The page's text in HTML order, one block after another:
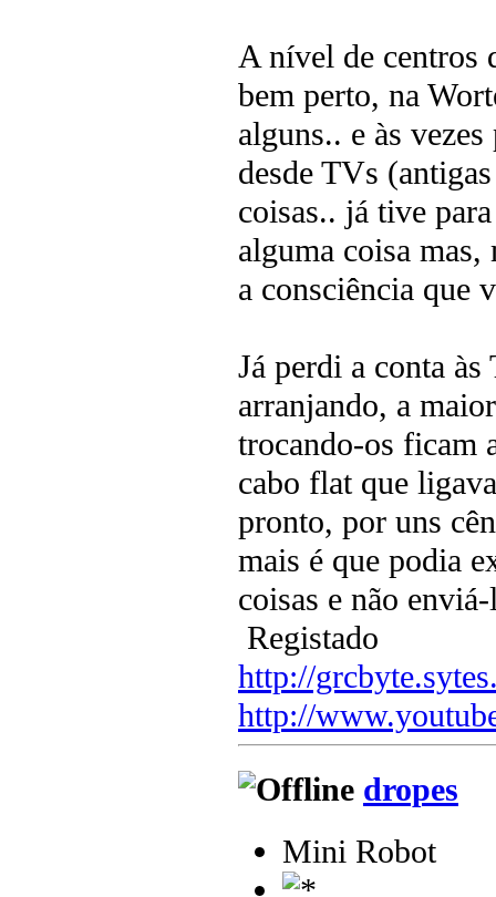
A nível de centros
bem perto, na
alguns.. e às
desde TVs
coisas.. já tive
alguma coisa
a consciência que
Já perdi a conta
arranjando, a
trocando-os ficam
cabo flat que
pronto, por uns
mais é que podia
coisas e não
Registado
http://
http://
dropes
Mini Robot